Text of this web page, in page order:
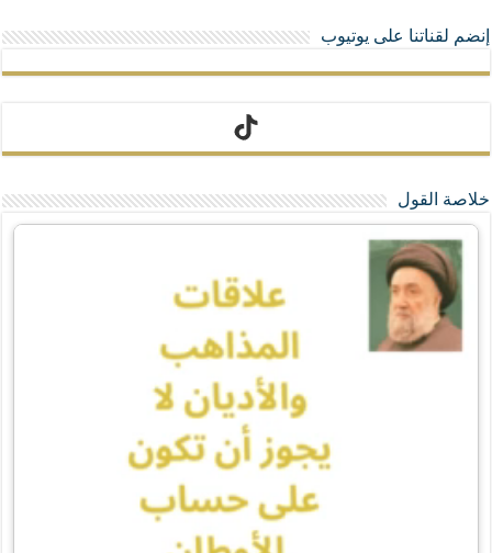
إنضم لقناتنا على يوتيوب
تيك توك
خلاصة القول